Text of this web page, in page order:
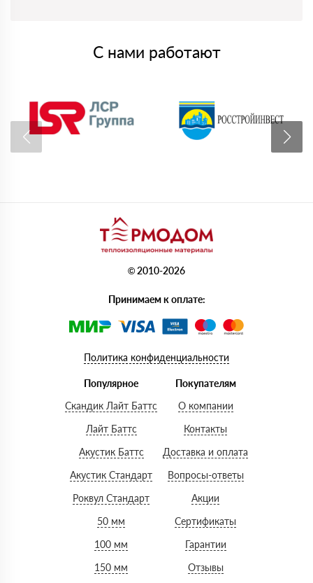
С нами работают
© 2010-2026
Принимаем к оплате:
Политика конфиденциальности
Популярное
Скандик Лайт Баттс
Лайт Баттс
Акустик Баттс
Акустик Стандарт
Роквул Стандарт
50 мм
100 мм
150 мм
Покупателям
О компании
Контакты
Доставка и оплата
Вопросы-ответы
Акции
Сертификаты
Гарантии
Отзывы